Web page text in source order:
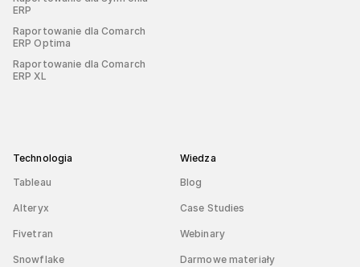
ERP
Raportowanie dla Comarch
ERP Optima
Raportowanie dla Comarch
ERP XL
Technologia
Tableau
Alteryx
Fivetran
Snowflake
Wiedza
Blog
Case Studies
Webinary
Darmowe materiały